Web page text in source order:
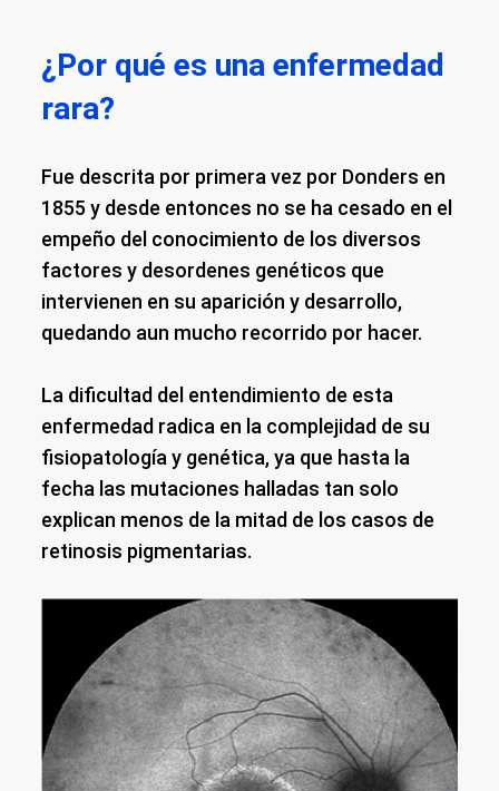
¿Por qué es una enfermedad
rara?
Fue descrita por primera vez por Donders en
1855 y desde entonces no se ha cesado en el
empeño del conocimiento de los diversos
factores y desordenes genéticos que
intervienen en su aparición y desarrollo,
quedando aun mucho recorrido por hacer.
La dificultad del entendimiento de esta
enfermedad radica en la complejidad de su
fisiopatología y genética, ya que hasta la
fecha las mutaciones halladas tan solo
explican menos de la mitad de los casos de
retinosis pigmentarias.